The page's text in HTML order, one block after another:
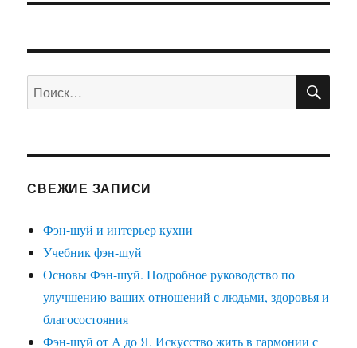
Искать:
СВЕЖИЕ ЗАПИСИ
Фэн-шуй и интерьер кухни
Учебник фэн-шуй
Основы Фэн-шуй. Подробное руководство по
улучшению ваших отношений с людьми, здоровья и
благосостояния
Фэн-шуй от А до Я. Искусство жить в гармонии с